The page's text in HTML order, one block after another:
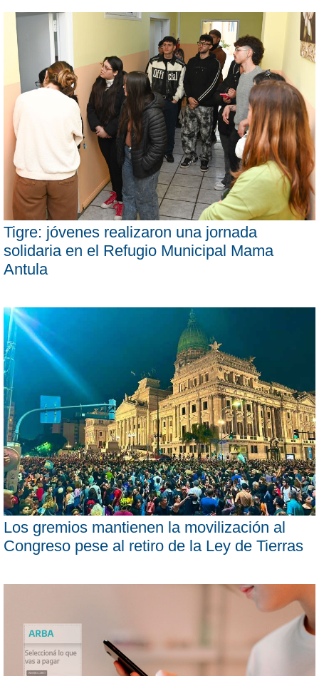
Tigre: jóvenes realizaron una jornada
solidaria en el Refugio Municipal Mama
Antula
Los gremios mantienen la movilización al
Congreso pese al retiro de la Ley de Tierras